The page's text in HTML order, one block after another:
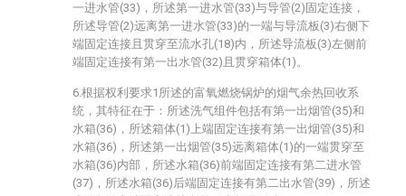
一进水管(33)，所述第一进水管(33)与导管(2)固定连接，
所述导管(2)远离第一进水管(33)的一端与导流板(3)右侧下
端固定连接且贯穿至流水孔(18)内，所述导流板(3)左侧前
端固定连接有第一出水管(32)且贯穿箱体(1)。
6.根据权利要求1所述的富氧燃烧锅炉的烟气余热回收系
统，其特征在于：所述洗气组件包括有第一出烟管(35)和
水箱(36)，所述箱体(1)上端固定连接有第一出烟管(35)和
水箱(36)，所述第一出烟管(35)远离箱体(1)的一端贯穿至
水箱(36)内部，所述水箱(36)前端固定连接有第二进水管
(37)，所述水箱(36)后端固定连接有第二出水管(39)，所述